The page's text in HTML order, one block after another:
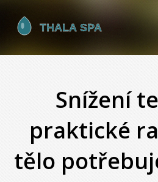
Snížení
praktické
tělo